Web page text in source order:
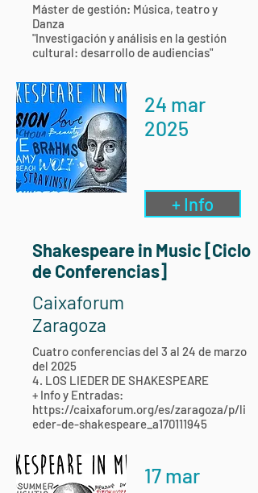
Máster de gestión: Música, teatro y
Danza
"Investigación y análisis en la gestión
cultural: desarrollo de audiencias"
24 mar
2025
+ Info
Shakespeare in Music [Ciclo
de Conferencias]
Caixaforum
Zaragoza
Cuatro conferencias del 3 al 24 de marzo
del 2025
4. LOS LIEDER DE SHAKESPEARE
+ Info y Entradas:
https://caixaforum.org/es/zaragoza/p/li
eder-de-shakespeare_a170111945
17 mar